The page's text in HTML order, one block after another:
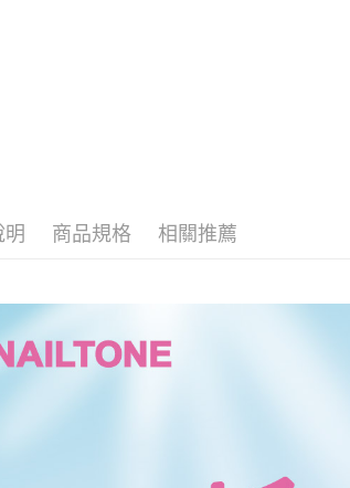
明 商品規格 相關推薦